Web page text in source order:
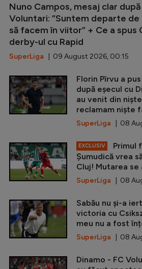
Nuno Campos, mesaj clar
Voluntari: ”Suntem departe
să facem în viitor” + Ce a spus
derby-ul cu Rapid
SuperLiga | 09 August 2026, 00:15
Florin Pîrvu a
după eșecul cu
au venit din
reclamam niște
SuperLiga | 08
EXCLUSIV
Primul
Șumudică vrea
Cluj! Mutarea se
SuperLiga | 08
Sabău nu și-a
victoria cu
meu nu a fost
SuperLiga | 08
Dinamo - FC